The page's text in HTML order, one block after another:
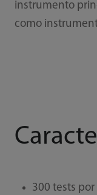
instrumento
como
300 tests